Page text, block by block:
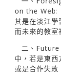
on the Web:
其是在淡江學
而未來的教室
二、
中，若是東
或是合作失敗